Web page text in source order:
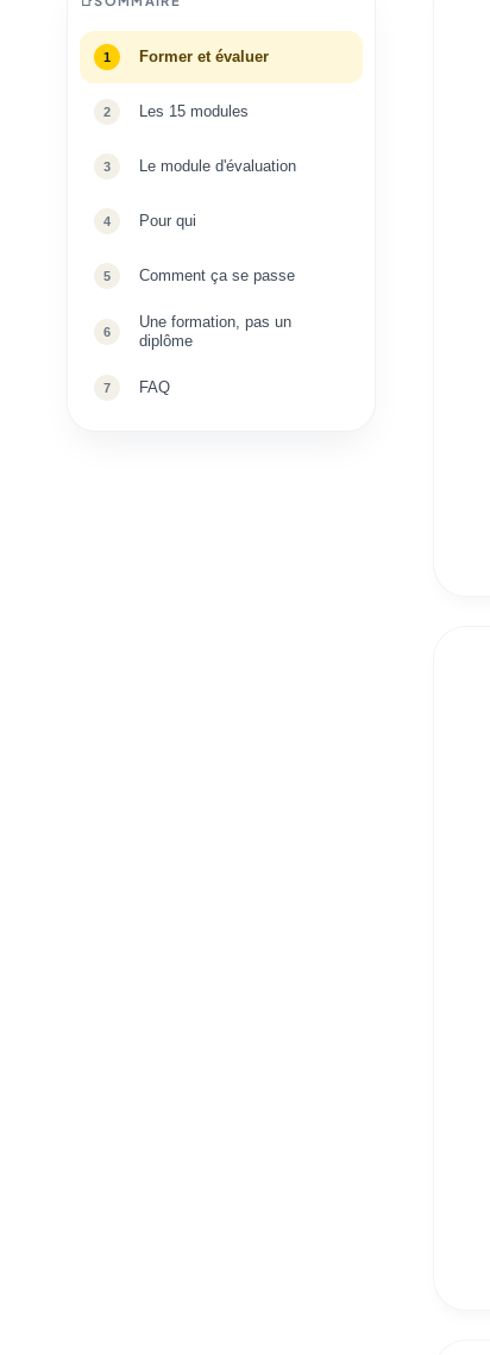
Former et évaluer
Les 15 modules
Le module d'évaluation
Pour qui
Comment ça se passe
Une formation, pas un
diplôme
FAQ